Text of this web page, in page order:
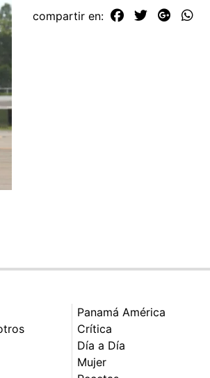
compartir en:
Panamá América
Crítica
Día a Día
Mujer